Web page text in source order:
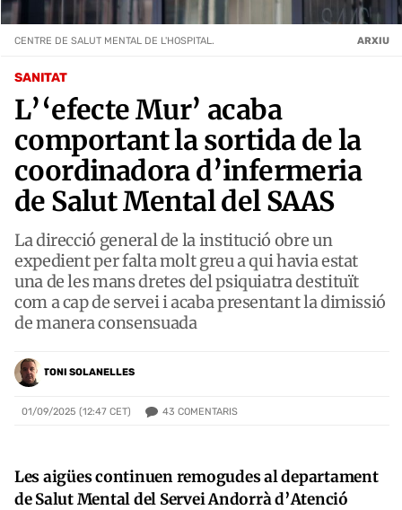
SANITAT
L’‘efecte Mur’ acaba
comportant la sortida de la
coordinadora d’infermeria
de Salut Mental del SAAS
La direcció general de la institució obre un
expedient per falta molt greu a qui havia estat
una de les mans dretes del psiquiatra destituït
com a cap de servei i acaba presentant la dimissió
de manera consensuada
TONI SOLANELLES
01/09/2025 (12:47 CET) 43 COMENTARIS
CENTRE DE SALUT MENTAL DE L'HOSPITAL. ARXIU
Les aigües continuen remogudes al departament
de Salut Mental del Servei Andorrà d’Atenció